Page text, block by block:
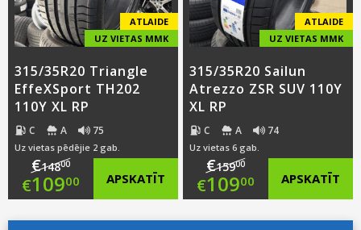
ATLAIDE
UZ VIETAS MMK
315/35R20 Triangle
EffeXSport TH202
110Y XL RP
C A 75
Uz vietas pēdējie 2 gab.
€14800
Original
price
€10900
Current
APSKATĪT
ATLAIDE
UZ VIETAS MMK
315/35R20 Sailun
Atrezzo ZSR SUV 110Y
XL RP
C A 74
Uz vietas 6 gab.
€15900
Original
price
€10900
Current
APSKATĪT